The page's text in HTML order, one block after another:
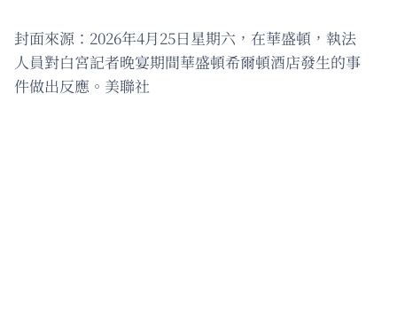
封面來源：2026年4月25日星期六，在華盛頓，執法
人員對白宮記者晚宴期間華盛頓希爾頓酒店發生的事
件做出反應。美聯社